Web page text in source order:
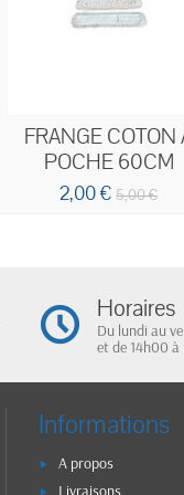
FRANGE COTON
POCHE 60CM
2,00 € 5,00 €
Horaires
Du lundi au
et de 14h00 à
Informations
A propos
Livraisons